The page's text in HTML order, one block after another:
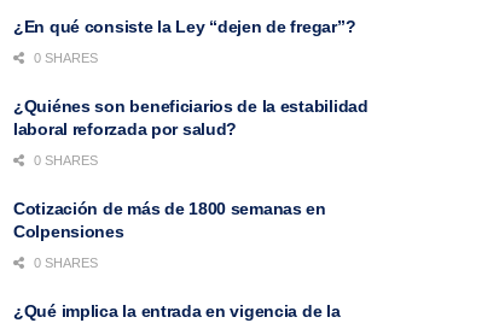
¿En qué consiste la Ley “dejen de fregar”?
0 SHARES
¿Quiénes son beneficiarios de la estabilidad
laboral reforzada por salud?
0 SHARES
Cotización de más de 1800 semanas en
Colpensiones
0 SHARES
¿Qué implica la entrada en vigencia de la